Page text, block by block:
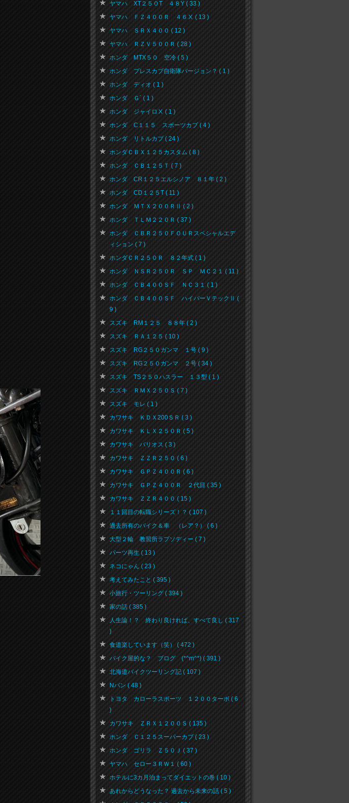
ヤマハ XT２５０T ４８Y ( 33 )
ヤマハ ＦＺ４００Ｒ ４６Ⅹ ( 13 )
ヤマハ ＳＲＸ４００ ( 12 )
ヤマハ ＲＺＶ５００Ｒ ( 28 )
ホンダ MTX５０ 空冷 ( 5 )
ホンダ プレスカブ自衛隊バージョン？ ( 1 )
ホンダ ディオ ( 1 )
ホンダ Ｇ´ ( 1 )
ホンダ ジャイロⅩ ( 1 )
ホンダ C１１５ スポーツカブ ( 4 )
ホンダ リトルカブ ( 24 )
ホンダＣＢＸ１２５カスタム ( 8 )
ホンダ ＣＢ１２５Ｔ ( 7 )
ホンダ CR１２５エルシノア ８１年 ( 2 )
ホンダ CD１２５T ( 11 )
ホンダ ＭＴＸ２００ＲⅡ ( 2 )
ホンダ ＴＬＭ２２０Ｒ ( 37 )
ホンダ ＣＢＲ２５０ＦＯＵＲスペシャルエデ
ィション ( 7 )
ホンダＣＲ２５０Ｒ ８２年式 ( 1 )
ホンダ ＮＳＲ２５０Ｒ ＳＰ ＭＣ２１ ( 11 )
ホンダ ＣＢ４００ＳＦ ＮＣ３１ ( 1 )
ホンダ ＣＢ４００ＳＦ ハイパーＶテックⅡ (
9 )
スズキ RM１２５ ８８年 ( 2 )
スズキ ＲＡ１２５ ( 10 )
スズキ RG２５０ガンマ １号 ( 9 )
スズキ RG２５０ガンマ ２号 ( 34 )
スズキ TS２５０ハスラー １３型 ( 1 )
スズキ ＲＭＸ２５０Ｓ ( 7 )
スズキ モレ ( 1 )
カワサキ ＫＤＸ200ＳＲ ( 3 )
カワサキ ＫＬＸ２５０Ｒ ( 5 )
カワサキ バリオス ( 3 )
カワサキ ＺＺＲ２５０ ( 6 )
カワサキ ＧＰＺ４００Ｒ ( 6 )
カワサキ ＧＰＺ４００Ｒ ２代目 ( 35 )
カワサキ ＺＺＲ４００ ( 15 )
１１回目の転職シリーズ！？ ( 107 )
過去所有のバイク＆車 （レア？） ( 6 )
大型２輪 教習所ラプソディー ( 7 )
パーツ再生 ( 13 )
ネコにゃん ( 23 )
考えてみたこと ( 395 )
小旅行・ツーリング ( 394 )
家の話 ( 385 )
人生論！？ 終わり良ければ、すべて良し ( 317
)
食道楽しています（笑） ( 472 )
バイク屋的な？ ブログ (*^m^*) ( 391 )
北海道バイクツーリング記 ( 107 )
Nバン ( 48 )
トヨタ カローラスポーツ １２００ターボ ( 6
)
カワサキ ＺＲＸ１２００Ｓ ( 135 )
ホンダ Ｃ１２５スーパーカブ ( 23 )
ホンダ ゴリラ Ｚ５０Ｊ ( 37 )
ヤマハ セロー３ＲＷ１ ( 60 )
ホテルに3カ月泊まってダイエットの巻 ( 10 )
あれからどうなった？ 過去から未来の話 ( 5 )